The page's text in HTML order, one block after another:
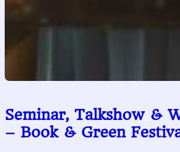
Seminar, Talkshow &
– Book & Green